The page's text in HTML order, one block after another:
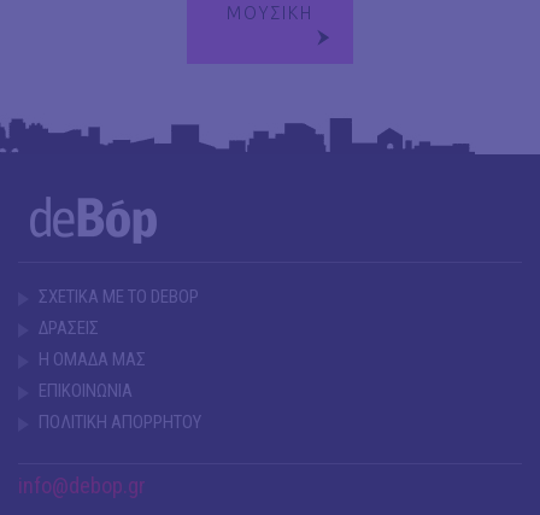
ΜΟΥΣΙΚΗ
ΣΧΕΤΙΚΑ ΜΕ ΤΟ DEBOP
ΔΡΑΣΕΙΣ
Η ΟΜΑΔΑ ΜΑΣ
ΕΠΙΚΟΙΝΩΝΙΑ
ΠΟΛΙΤΙΚΗ ΑΠΟΡΡΗΤΟΥ
info@debop.gr